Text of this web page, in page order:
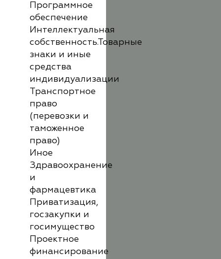
Программное
обеспечение
Интеллектуальная
собственность.Товарные
знаки и иные
средства
индивидуализации
Транспортное
право
(перевозки и
таможенное
право)
Иное
Здравоохранение
и
фармацевтика
Приватизация,
госзакупки и
госимущество
Проектное
финансирование